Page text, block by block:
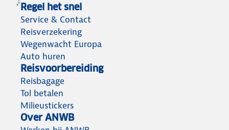
Regel het snel
Service & Contact
Reisverzekering
Wegenwacht Europa
Auto huren
Reisvoorbereiding
Reisbagage
Tol betalen
Milieustickers
Over ANWB